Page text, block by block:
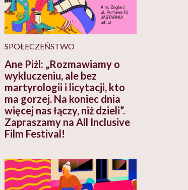
SPOŁECZEŃSTWO
Ane Piżl: „Rozmawiamy o
wykluczeniu, ale bez
martyrologii i licytacji, kto
ma gorzej. Na koniec dnia
więcej nas łączy, niż dzieli”.
Zapraszamy na All Inclusive
Film Festival!